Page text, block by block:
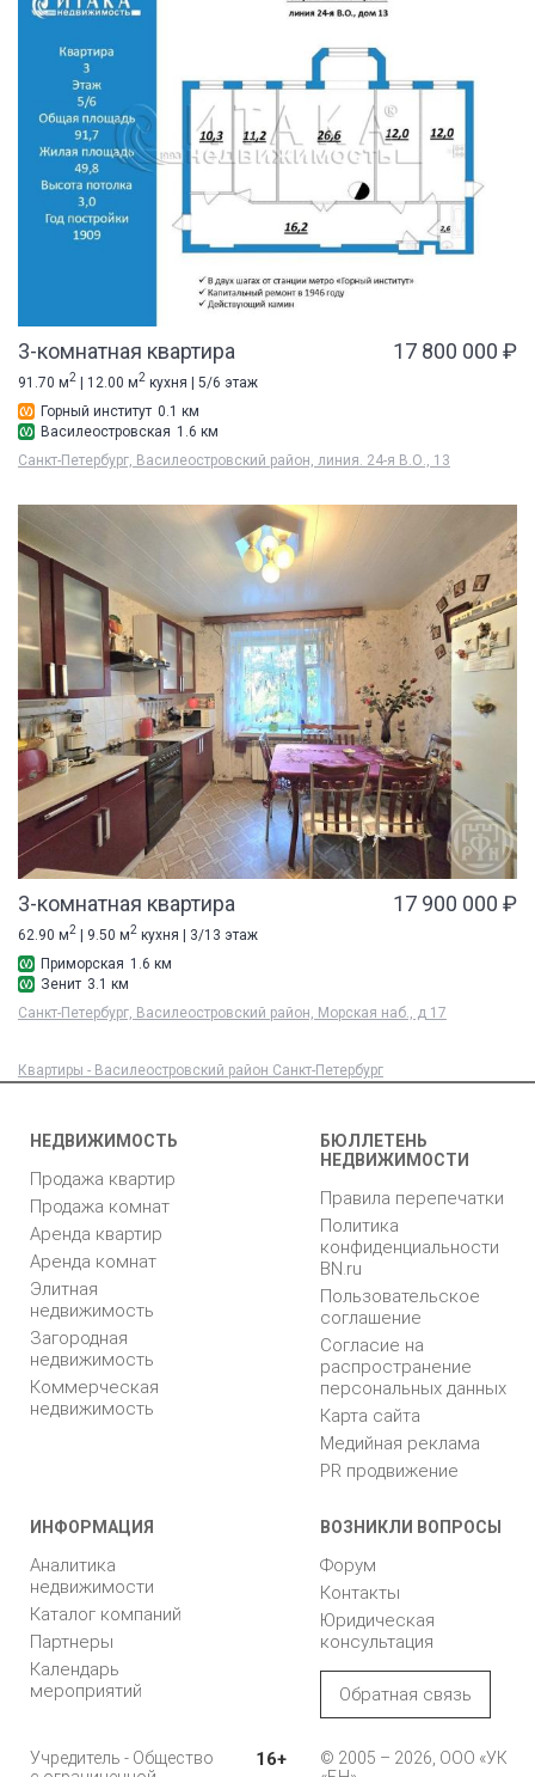
3-комнатная квартира 17 800 000 ₽
91.70 м2 | 12.00 м2 кухня | 5/6 этаж
Горный институт 0.1 км
Василеостровская 1.6 км
Санкт-Петербург, Василеостровский район, линия. 24-я В.О., 13
3-комнатная квартира 17 900 000 ₽
62.90 м2 | 9.50 м2 кухня | 3/13 этаж
Приморская 1.6 км
Зенит 3.1 км
Санкт-Петербург, Василеостровский район, Морская наб., д 17
Квартиры - Василеостровский район Санкт-Петербург
НЕДВИЖИМОСТЬ
Продажа квартир
Продажа комнат
Аренда квартир
Аренда комнат
Элитная
недвижимость
Загородная
недвижимость
Коммерческая
недвижимость
БЮЛЛЕТЕНЬ
НЕДВИЖИМОСТИ
Правила перепечатки
Политика
конфиденциальности
BN.ru
Пользовательское
соглашение
Согласие на
распространение
персональных данных
Карта сайта
Медийная реклама
PR продвижение
ИНФОРМАЦИЯ
Аналитика
недвижимости
Каталог компаний
Партнеры
Календарь
мероприятий
ВОЗНИКЛИ ВОПРОСЫ
Форум
Контакты
Юридическая
консультация
Обратная связь
Учредитель - Общество
16+
© 2005 – 2026, ООО «УК